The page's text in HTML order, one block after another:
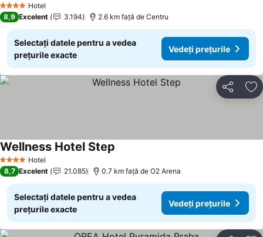
4 Stele Hotel
8,9 Excelent 3.194 2.6 km faţă de Centru
Selectați datele pentru a vedea
prețurile exacte
Vedeți prețurile
Distribuiți
4 Stele Hotel
Wellness Hotel Step
8,7 Excelent 21.085 0.7 km faţă de O2 Arena
Selectați datele pentru a vedea
prețurile exacte
Vedeți prețurile